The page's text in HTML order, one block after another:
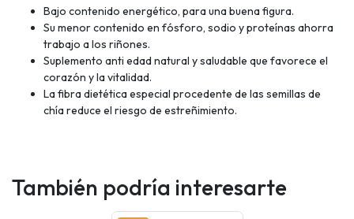
Bajo contenido energético, para una buena figura.
Su menor contenido en fósforo, sodio y proteínas ahorra
trabajo a los riñones.
Suplemento anti edad natural y saludable que favorece el
corazón y la vitalidad.
La fibra dietética especial procedente de las semillas de
chía reduce el riesgo de estreñimiento.
También podría interesarte